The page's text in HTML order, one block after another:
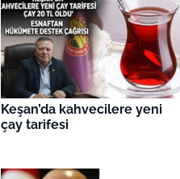
Keşan’da kahvecilere yeni
çay tarifesi